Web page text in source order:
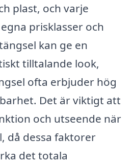
plast, och varje
prisklasser och
kan ge en
tilltalande look,
ofta erbjuder hög
Det är viktigt att
och utseende när
då dessa faktorer
det totala